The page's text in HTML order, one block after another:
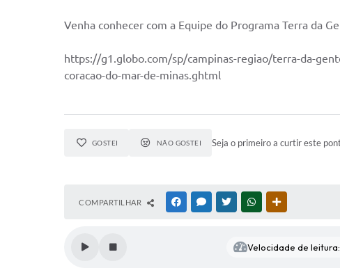
Venha conhecer com a Equipe do Programa Terra da
https://g1.globo.com/sp/campinas-regiao/terra-da-
coracao-do-mar-de-minas.ghtml
GOSTEI NÃO GOSTEI Seja o primeiro a curtir este
COMPARTILHAR FACEBOOKMESSENGER
TWITTERWHATSAPP
Velocidade de leitura: